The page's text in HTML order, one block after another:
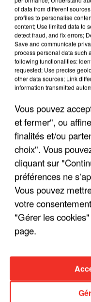
LES
FRANCE
"JE
"ON
"ON
"JE
of data from different
profiles to personalise
content; Use limited data to
detect fraud, and fix errors;
Save and communicate
process personal data such
following functionalities:
requested; Use precise
other data sources; Link
information transmitted
Vous pouvez
et fermer", ou
finalités et/ou
choix". Vous
cliquant sur
préférences ne
Vous pouvez
votre
"Gérer les
page.